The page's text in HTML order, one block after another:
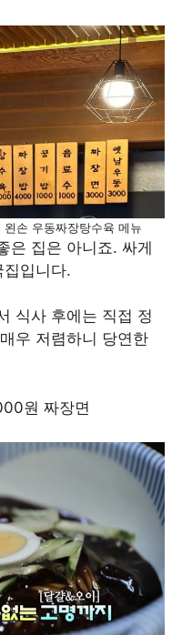
손 우동짜장탕수육 메뉴
은 집은 아니죠. 싸게
입니다.
식사 후에는 직접 정
우 저렴하니 당연한
원 짜장면